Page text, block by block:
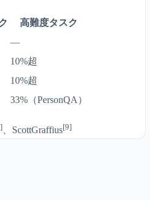
高難度タスク
—
10%超
10%超
33%（PersonQA）
、ScottGraffius[9]